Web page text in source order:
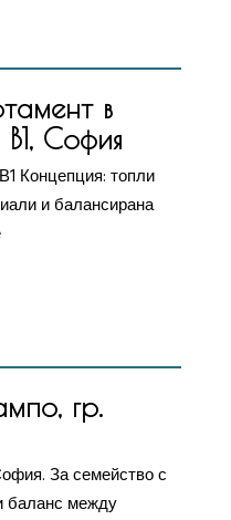
в
София
Концепция: топли
и балансирана
гр.
За семейство с
баланс между